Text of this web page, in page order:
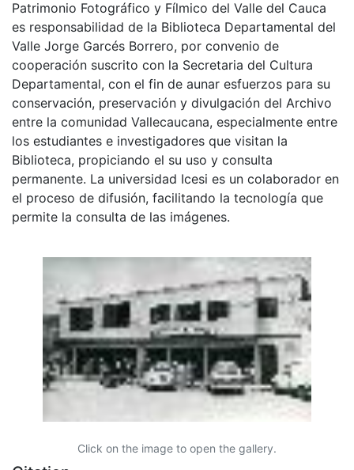
Patrimonio Fotográfico y Fílmico del Valle del Cauca
es responsabilidad de la Biblioteca Departamental del
Valle Jorge Garcés Borrero, por convenio de
cooperación suscrito con la Secretaria del Cultura
Departamental, con el fin de aunar esfuerzos para su
conservación, preservación y divulgación del Archivo
entre la comunidad Vallecaucana, especialmente entre
los estudiantes e investigadores que visitan la
Biblioteca, propiciando el su uso y consulta
permanente. La universidad Icesi es un colaborador en
el proceso de difusión, facilitando la tecnología que
permite la consulta de las imágenes.
Click on the image to open the gallery.